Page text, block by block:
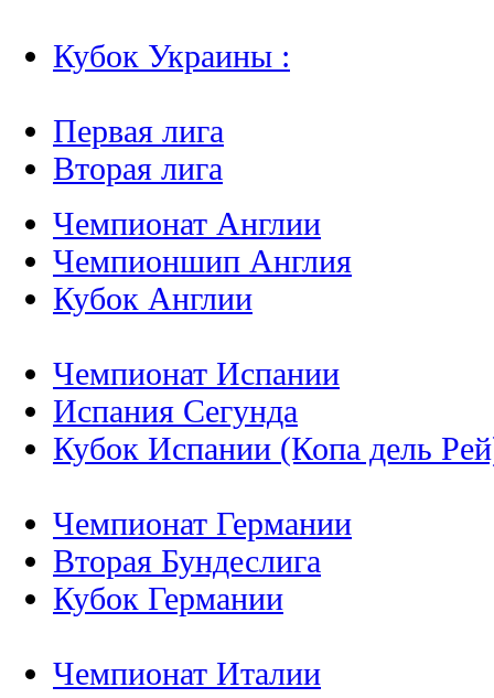
Кубок Украины :
Первая лига
Вторая лига
Чемпионат Англии
Чемпионшип Англия
Кубок Англии
Чемпионат Испании
Испания Сегунда
Кубок Испании (Копа дель
Чемпионат Германии
Вторая Бундеслига
Кубок Германии
Чемпионат Италии